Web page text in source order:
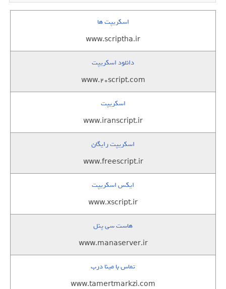
اسکریپت ها
www.scriptha.ir
دانلود اسکریپت
www.20script.com
اسکریپت
www.iranscript.ir
اسکریپت رایگان
www.freescript.ir
ایکس اسکریپت
www.xscript.ir
هاست سی پنل
www.manaserver.ir
تماس با مینا درب
www.tamertmarkzi.com